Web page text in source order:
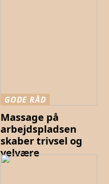
GODE RÅD
Massage på
arbejdspladsen
skaber trivsel og
velvære